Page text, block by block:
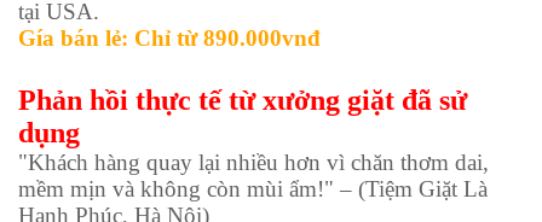
tại USA.
Gía bán lẻ: Chỉ từ 890.000vnđ
Phản hồi thực tế từ xưởng giặt đã sử
dụng
"Khách hàng quay lại nhiều hơn vì chăn thơm dai,
mềm mịn và không còn mùi ẩm!" – (Tiệm Giặt Là
Hạnh Phúc, Hà Nội)